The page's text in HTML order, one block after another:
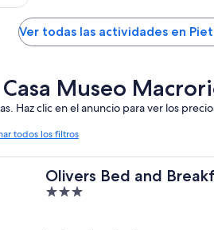
Ver todas las actividades en
Museo
Haz clic en el anuncio para ver los
todos los filtros
Olivers Bed and
3